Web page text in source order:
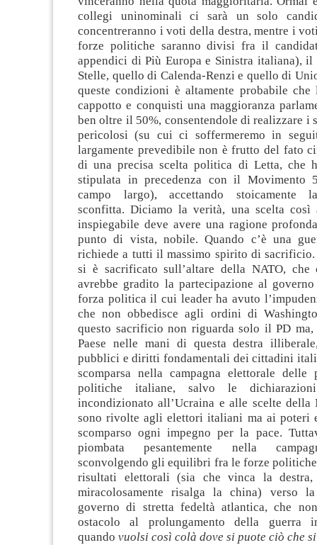
collegi uninominali ci sarà un solo
concentreranno i voti della destra, mentre i
forze politiche saranno divisi fra il
appendici di Più Europa e Sinistra italiana), il
Stelle, quello di Calenda-Renzi e quello di
queste condizioni è altamente probabile che
cappotto e conquisti una maggioranza
ben oltre il 50%, consentendole di realizzare i
pericolosi (su cui ci soffermeremo in
largamente prevedibile non è frutto del fato
di una precisa scelta politica di Letta, che
stipulata in precedenza con il Movimento
campo largo), accettando stoicamente
sconfitta. Diciamo la verità, una scelta così
inspiegabile deve avere una ragione
punto di vista, nobile. Quando c’è una
richiede a tutti il massimo spirito di
si è sacrificato sull’altare della NATO, che
avrebbe gradito la partecipazione al
forza politica il cui leader ha avuto
che non obbedisce agli ordini di
questo sacrificio non riguarda solo il PD ma,
Paese nelle mani di questa destra
pubblici e diritti fondamentali dei cittadini
scomparsa nella campagna elettorale
politiche italiane, salvo le
incondizionato all’Ucraina e alle scelte della
sono rivolte agli elettori italiani ma ai poteri
scomparso ogni impegno per la pace.
piombata pesantemente nella
sconvolgendo gli equilibri fra le forze
risultati elettorali (sia che vinca la
miracolosamente risalga la china) verso
governo di stretta fedeltà atlantica, che
ostacolo al prolungamento della guerra
quando vuolsi così colà dove si puote ciò che